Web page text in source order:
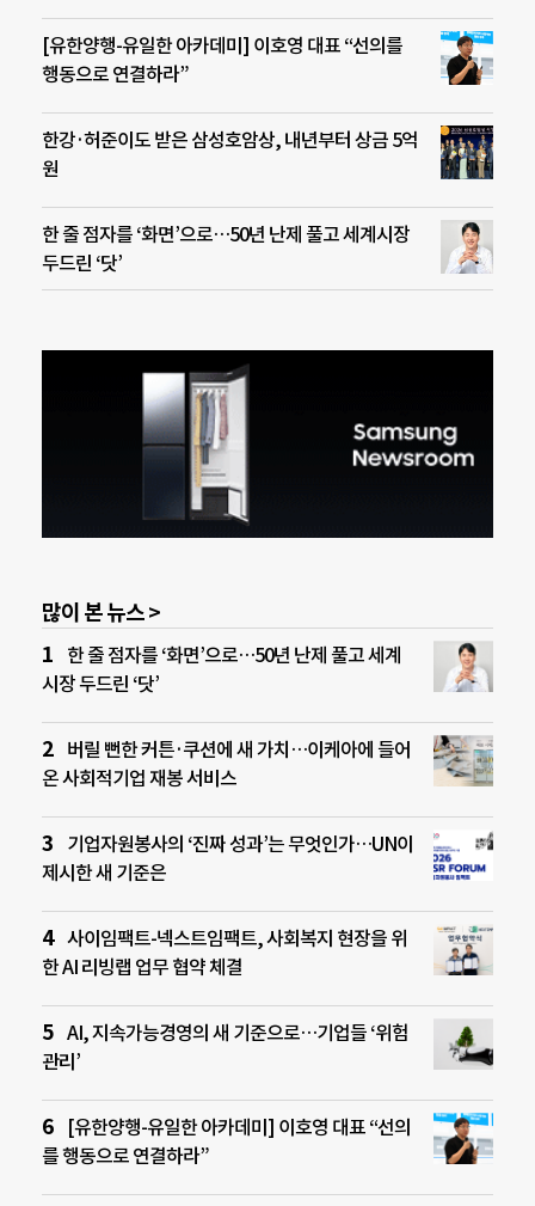
[유한양행-유일한 아카데미] 이호영 대표 “선의를
행동으로 연결하라”
한강·허준이도 받은 삼성호암상, 내년부터 상금 5억
원
한 줄 점자를 ‘화면’으로…50년 난제 풀고 세계시장
두드린 ‘닷’
많이 본 뉴스 >
한 줄 점자를 ‘화면’으로…50년 난제 풀고 세계
시장 두드린 ‘닷’
버릴 뻔한 커튼·쿠션에 새 가치…이케아에 들어
온 사회적기업 재봉 서비스
기업자원봉사의 ‘진짜 성과’는 무엇인가…UN이
제시한 새 기준은
사이임팩트-넥스트임팩트, 사회복지 현장을 위
한 AI 리빙랩 업무 협약 체결
AI, 지속가능경영의 새 기준으로…기업들 ‘위험
관리’
[유한양행-유일한 아카데미] 이호영 대표 “선의
를 행동으로 연결하라”